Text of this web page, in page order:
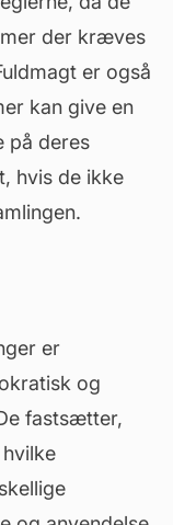
der kræves
er også
kan give en
på deres
hvis de ikke
er
og
fastsætter,